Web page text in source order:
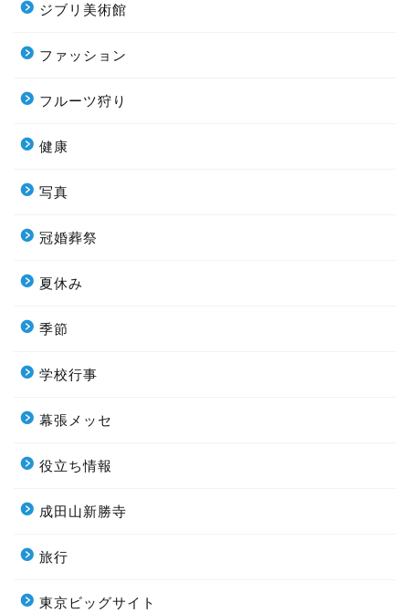
ジブリ美術館
ファッション
フルーツ狩り
健康
写真
冠婚葬祭
夏休み
季節
学校行事
幕張メッセ
役立ち情報
成田山新勝寺
旅行
東京ビッグサイト